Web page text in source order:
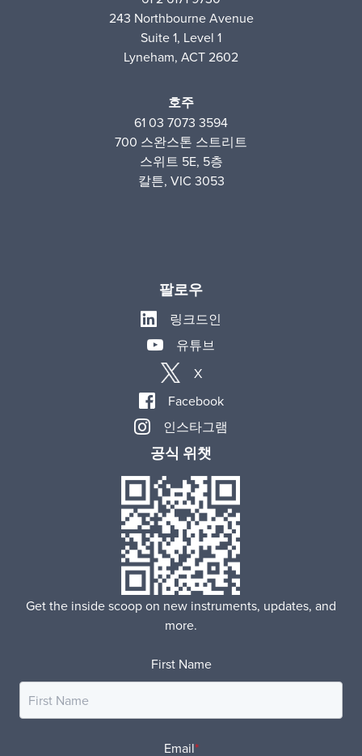
243 Northbourne Avenue
Suite 1, Level 1
Lyneham, ACT 2602
호주
61 03 7073 3594
700 스완스톤 스트리트
스위트 5E, 5층
칼튼, VIC 3053
팔로우
링크드인
유튜브
X
Facebook
인스타그램
공식 위챗
Get the inside scoop on new instruments, updates, and
more.
First Name
Email*